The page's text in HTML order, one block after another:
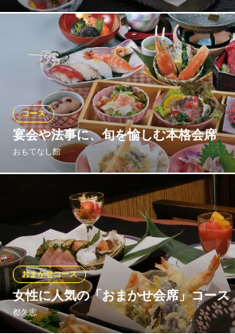
懐石料理
ＪＲ神戸線加古川駅 徒歩6分
兵庫県加古川市加古川溝之口800 加古川プラザホテル
国鳥の雉を使った小鍋、天ぷら、ステーキ
菜、酢物、旬の食材をふんだんに使った贅
時間を心ゆくまでお楽しみください！
割烹 四ツ目
割烹 料亭
北条鉄道北条町駅 徒歩6分
兵庫県加西市北条町906
宴会や法事に、旬を愉しむ本格会席
おもてなし館
コース
旬の食材をふんだんに使用し、熟練した料
理や宴会コースの数々は目で舌で楽しめる
「かに料理」、鮮魚の「刺身」「にぎり寿
馬牛」などが楽しめる多彩なプランをご用
宴会や法事後のお食事、友人との集まりな
用ください。
おもてなし館
女性に人気の「おまかせ会席」コース
都久志
おまかせコース